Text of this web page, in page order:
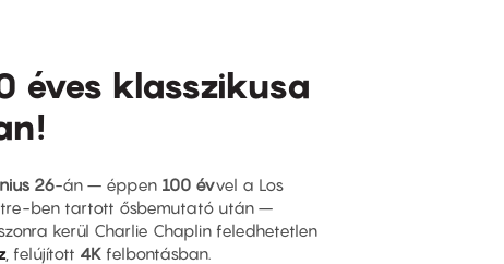
éves klasszikusa
26-án – éppen 100 évvel a Los
ben tartott ősbemutató után –
kerül Charlie Chaplin feledhetetlen
, felújított 4K felbontásban.